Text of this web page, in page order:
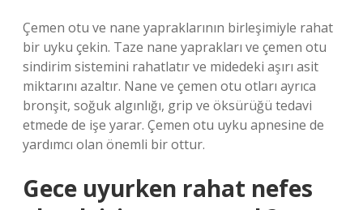
Çemen otu ve nane yapraklarının birleşimiyle rahat
bir uyku çekin. Taze nane yaprakları ve çemen otu
sindirim sistemini rahatlatır ve midedeki aşırı asit
miktarını azaltır. Nane ve çemen otu otları ayrıca
bronşit, soğuk algınlığı, grip ve öksürüğü tedavi
etmede de işe yarar. Çemen otu uyku apnesine de
yardımcı olan önemli bir ottur.
Gece uyurken rahat nefes